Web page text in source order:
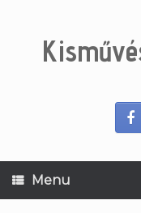
Menu